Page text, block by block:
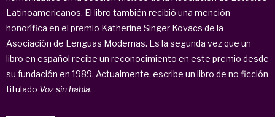
Latinoamericanos. El libro también recibió una mención
honorífica en el premio Katherine Singer Kovacs de la
Asociación de Lenguas Modernas. Es la segunda vez que un
libro en español recibe un reconocimiento en este premio desde
su fundación en 1989. Actualmente, escribe un libro de no ficción
titulado Voz sin habla.